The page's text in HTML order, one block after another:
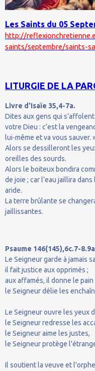
Les Saints du 05
http://
saints/septembre/saints-
LITURGIE DE LA
Livre d'Isaïe 35,4-7a.
Dites aux gens qui
votre Dieu : c’est la
lui-même et va vous sauver.
Alors se dessilleront les
oreilles des sourds.
Alors le boiteux bondira
de joie ; car l’eau jaillira
aride.
La terre brûlante se
jaillissantes.
Psaume 146(145),6c.7-
Le Seigneur garde à jamais
il fait justice aux opprimés ;
aux affamés, il donne le pain
le Seigneur délie les
Le Seigneur ouvre les yeux
le Seigneur redresse les
le Seigneur aime les justes,
le Seigneur protège
Il soutient la veuve et